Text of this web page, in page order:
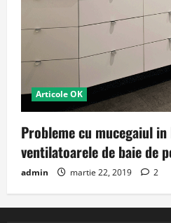
Articole OK
Probleme cu mucegaiul
ventilatoarele de baie de
admin martie 22, 2019 2